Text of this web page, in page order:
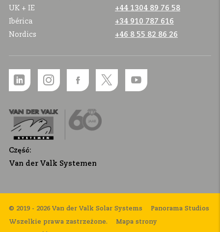
UK + IE
+44 1304 89 76 58
Ibérica
+34 910 787 616
Nordics
+46 8 55 82 86 26
Część:
Van der Valk Systemen
© 2019 - 2026 Van der Valk Solar Systems
Wszelkie prawa zastrzeżone. Mapa strony
Panorama Studios